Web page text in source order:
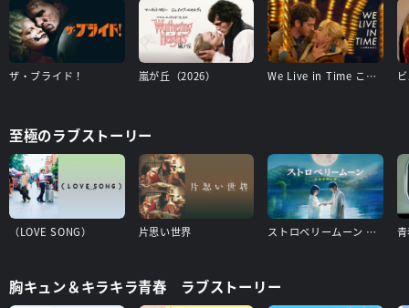
ザ・ブライド！ 嵐が丘（2026） We Live in Time この時を生きて
至極のラブストーリー
（LOVE SONG） 片思い世界 ストロベリームーン 余命半年の恋
胸キュン＆キラキラ青春 ラブストーリー